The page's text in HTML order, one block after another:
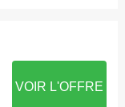
VOIR L'OFFRE